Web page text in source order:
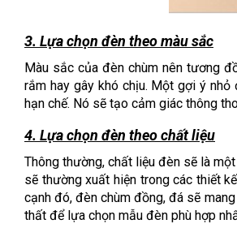
3. Lựa chọn đèn theo màu sắc
Màu sắc của đèn chùm nên tương
rắm hay gây khó chịu. Một gợi ý
hạn chế. Nó sẽ tạo cảm giác thông
4. Lựa chọn đèn theo chất liệu
Thông thường, chất liệu đèn sẽ là
sẽ thường xuất hiện trong các thiết
cạnh đó, đèn chùm đồng, đá sẽ
thất để lựa chọn mẫu đèn phù hợp